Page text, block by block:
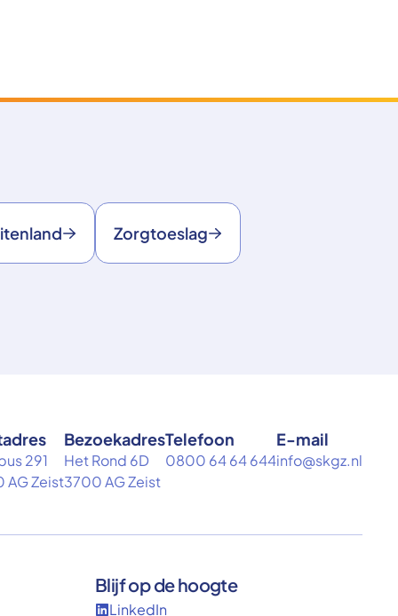
Zorgtoeslag
291
AG Zeist
Bezoekadres
Het Rond 6D
3700 AG Zeist
Telefoon
0800 64 64 644
E-mail
info@skgz.nl
Blijf op de hoogte
LinkedIn